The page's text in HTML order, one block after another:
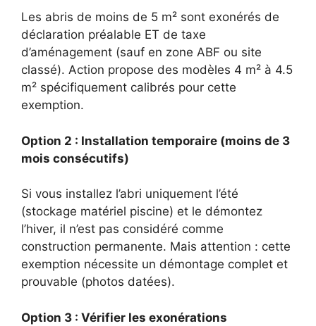
Les abris de moins de 5 m² sont exonérés de
déclaration préalable ET de taxe
d’aménagement (sauf en zone ABF ou site
classé). Action propose des modèles 4 m² à 4.5
m² spécifiquement calibrés pour cette
exemption.
Option 2 : Installation temporaire (moins de 3
mois consécutifs)
Si vous installez l’abri uniquement l’été
(stockage matériel piscine) et le démontez
l’hiver, il n’est pas considéré comme
construction permanente. Mais attention : cette
exemption nécessite un démontage complet et
prouvable (photos datées).
Option 3 : Vérifier les exonérations